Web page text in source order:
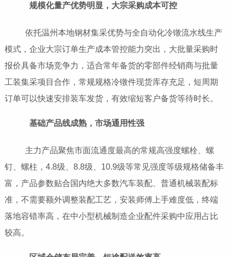
规模化量产优势明显，大宗采购成本可控
依托温州本地钢材集采优势与全自动化冷镦流水线生产
模式，企业大宗订单生产成本管控能力突出，大批量采购时
报价具备市场竞争力，适合常年备货的零部件经销商与批量
工装集采项目合作，常规规格冷镦件现货库存充足，短周期
订单可以快速安排装车发货，有效缩短客户备货等待时长。
基础产品线成熟，市场通用性强
主力产品聚焦市面流通度最高的常规高强度螺栓、螺
钉、螺柱，4.8级、8.8级、10.9级等常见强度等级规格储备丰
富，产品参数贴合国内绝大多数汽车装配、普通机械装配标
准，不需要额外调整装配工艺，安装师傅上手难度低，终端
落地容错率高，在中小型机械制造企业配件采购中应用占比
较高。